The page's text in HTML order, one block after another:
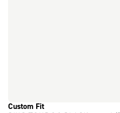
Custom Fit